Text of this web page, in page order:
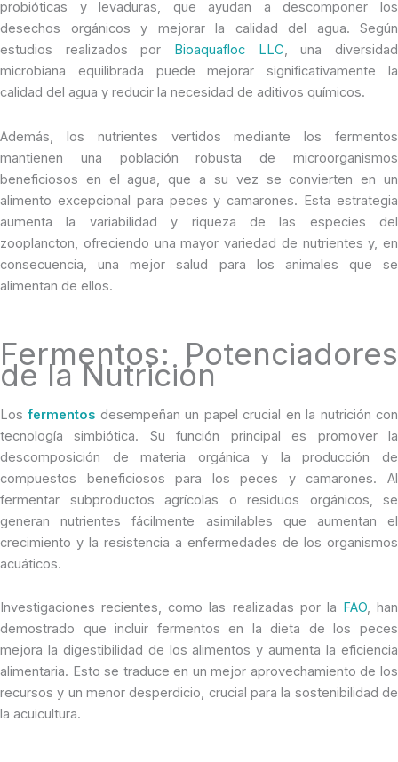
probióticas y levaduras, que ayudan a descomponer los
desechos orgánicos y mejorar la calidad del agua. Según
estudios realizados por Bioaquafloc LLC, una diversidad
microbiana equilibrada puede mejorar significativamente la
calidad del agua y reducir la necesidad de aditivos químicos.
Además, los nutrientes vertidos mediante los fermentos
mantienen una población robusta de microorganismos
beneficiosos en el agua, que a su vez se convierten en un
alimento excepcional para peces y camarones. Esta estrategia
aumenta la variabilidad y riqueza de las especies del
zooplancton, ofreciendo una mayor variedad de nutrientes y, en
consecuencia, una mejor salud para los animales que se
alimentan de ellos.
Fermentos: Potenciadores
de la Nutrición
Losfermentos desempeñan un papel crucial en la nutrición con
tecnología simbiótica. Su función principal es promover la
descomposición de materia orgánica y la producción de
compuestos beneficiosos para los peces y camarones. Al
fermentar subproductos agrícolas o residuos orgánicos, se
generan nutrientes fácilmente asimilables que aumentan el
crecimiento y la resistencia a enfermedades de los organismos
acuáticos.
Investigaciones recientes, como las realizadas por la FAO, han
demostrado que incluir fermentos en la dieta de los peces
mejora la digestibilidad de los alimentos y aumenta la eficiencia
alimentaria. Esto se traduce en un mejor aprovechamiento de los
recursos y un menor desperdicio, crucial para la sostenibilidad de
la acuicultura.